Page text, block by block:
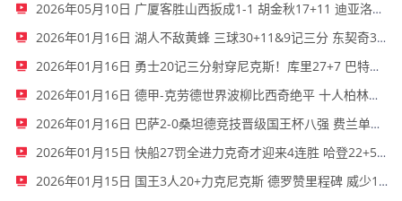
2026年05月10日 广厦客胜山西扳成1-1 胡金秋17+11 迪亚洛关键上篮不中
2026年01月16日 湖人不敌黄蜂 三球30+11&9记三分 东契奇39分 詹姆斯29+9+6
2026年01月16日 勇士20记三分射穿尼克斯！库里27+7 巴特勒32+8 穆迪三分9中7
2026年01月16日 德甲-克劳德世界波柳比西奇绝平 十人柏林联合1-1奥格斯堡
2026年01月16日 巴萨2-0桑坦德竞技晋级国王杯八强 费兰单刀球破门亚马尔建功
2026年01月15日 快船27罚全进力克奇才迎来4连胜 哈登22+5+8 伦纳德33分4断
2026年01月15日 国王3人20+力克尼克斯 德罗赞里程碑 威少11助 布伦森伤退